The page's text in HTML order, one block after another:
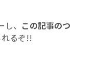
、 この記事のつ
るぞ!!